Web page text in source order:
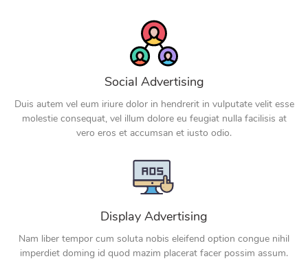
Social Advertising
Duis autem vel eum iriure dolor in hendrerit in vulputate velit esse
molestie consequat, vel illum dolore eu feugiat nulla facilisis at
vero eros et accumsan et iusto odio.
Display Advertising
Nam liber tempor cum soluta nobis eleifend option congue nihil
imperdiet doming id quod mazim placerat facer possim assum.